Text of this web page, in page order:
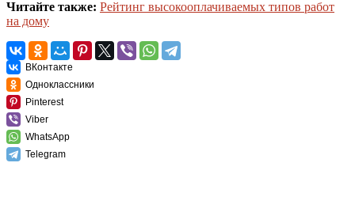
Читайте также: Рейтинг высокооплачиваемых типов работ
на дому
ВКонтакте
Одноклассники
Pinterest
Viber
WhatsApp
Telegram